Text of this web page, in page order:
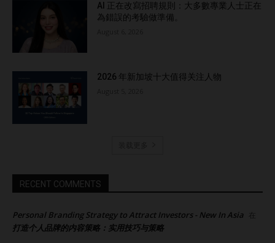
AI 正在改寫招聘規則：大多數專業人士正在
為錯誤的考驗做準備。
2026 年新加坡十大值得关注人物
RECENT COMMENTS
Personal Branding Strategy to Attract Investors - New In Asia 在
打造个人品牌的内容策略：实用技巧与策略